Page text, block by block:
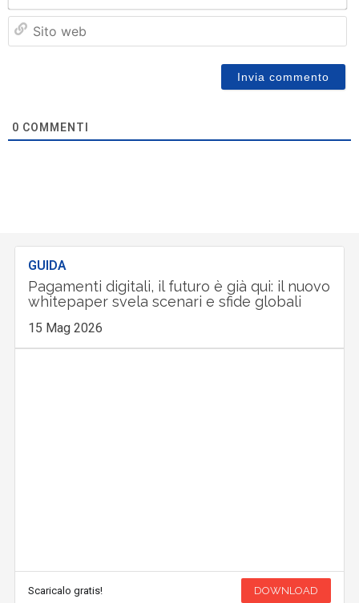
0 COMMENTI
GUIDA
Pagamenti digitali, il futuro è già qui: il nuovo
whitepaper svela scenari e sfide globali
15 Mag 2026
Scaricalo gratis! DOWNLOAD